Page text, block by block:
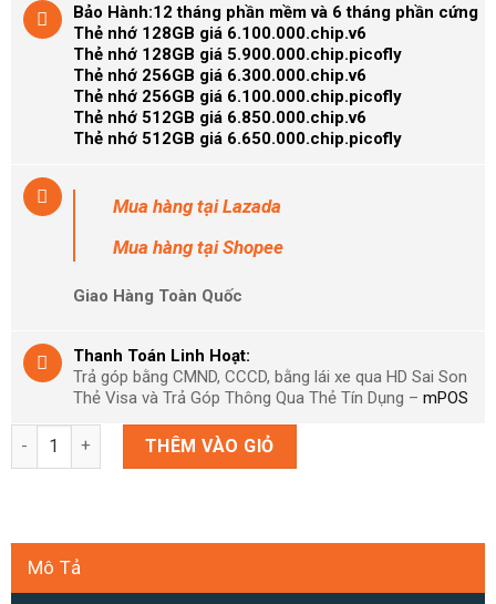
Bảo Hành:12 tháng phần mềm và 6 tháng phần cứng
Thẻ nhớ 128GB giá 6.100.000.chip.v6
Thẻ nhớ 128GB giá 5.900.000.chip.picofly
Thẻ nhớ 256GB giá 6.300.000.chip.v6
Thẻ nhớ 256GB giá 6.100.000.chip.picofly
Thẻ nhớ 512GB giá 6.850.000.chip.v6
Thẻ nhớ 512GB giá 6.650.000.chip.picofly
Mua hàngtại Lazada
Mua hàngtại Shopee
Giao Hàng Toàn Quốc
Thanh Toán Linh Hoạt:
Trả góp bằng CMND, CCCD, bằng lái xe qua HD Sai Son
Thẻ Visa và Trả Góp Thông Qua Thẻ Tín Dụng – mPOS
Nintendo Switch V2 Modchip V6 full game thẻ nhớ 256 GB -
THÊM VÀO GIỎ
Mô Tả